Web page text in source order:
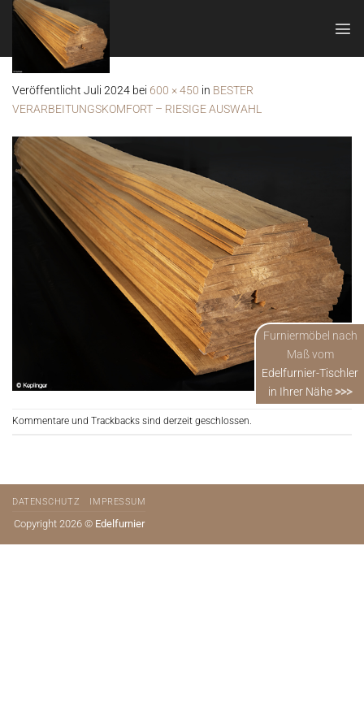
Zum
Inhalt
springen
Veröffentlicht Juli 2024 bei 600 × 450 in BESTER
VERARBEITUNGSKOMFORT – RIESIGE AUSWAHL
Kommentare und Trackbacks sind derzeit geschlossen.
DATENSCHUTZ IMPRESSUM
Copyright 2026 © Edelfurnier
Furniermöbel nach
Maß vom
Edelfurnier-Tischler
in Ihrer Nähe >>>